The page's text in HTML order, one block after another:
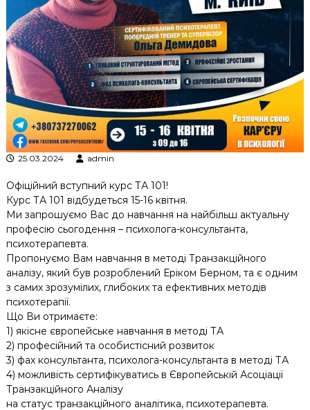
к
ц
і
й
н
о
г
о
а
н
а
л
і
у
25.03.2024 admin
Офіційний вступний курс ТА 101!
Курс ТА 101 відбудеться 15-16 квітня.
Ми запрошуємо Вас до навчання на найбільш актуальну
професію сьогодення – психолога-консультанта,
психотерапевта.
Пропонуємо Вам навчання в методі Транзакційного
аналізу, який був розроблений Еріком Берном, та є одним
з самих зрозумілих, глибоких та ефективних методів
психотерапії.
Що Ви отримаєте:
1) якісне європейське навчання в методі ТА
2) професійний та особистісний розвиток
3) фах консультанта, психолога-консультанта в методі ТА
4) можливість сертифікуватись в Європейській Асоціації
Транзакційного Аналізу
на статус транзакційного аналітика, психотерапевта.